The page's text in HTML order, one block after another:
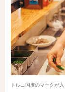
トルコ国旗のマークが